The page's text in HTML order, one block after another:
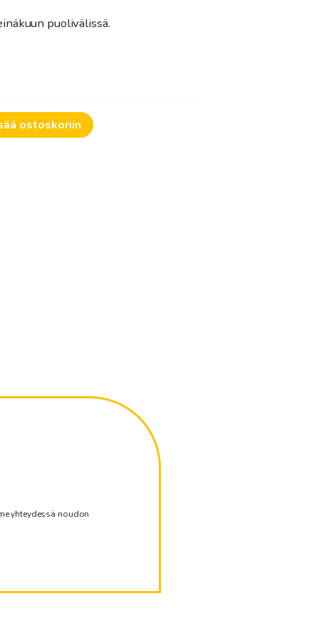
-
puolivälissä.
ostoskoriin
yhteydessä noudon